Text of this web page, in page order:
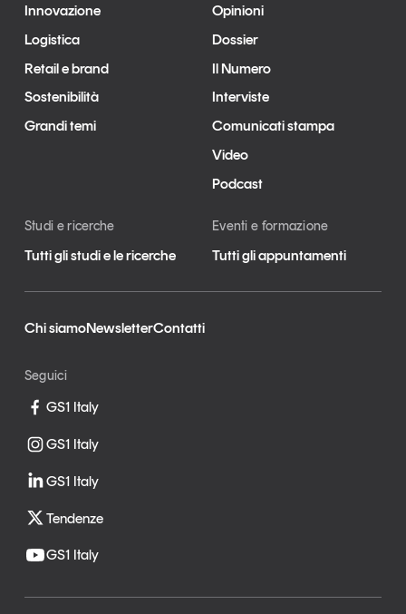
Innovazione
Logistica
Retail e brand
Sostenibilità
Grandi temi
Opinioni
Dossier
Il Numero
Interviste
Comunicati stampa
Video
Podcast
Studi e ricerche
Tutti gli studi e le ricerche
Eventi e formazione
Tutti gli appuntamenti
Chi siamoNewsletterContatti
Seguici
GS1 Italy
GS1 Italy
GS1 Italy
Tendenze
GS1 Italy